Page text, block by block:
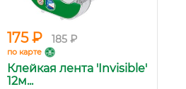
175 ₽ 185 ₽
по карте
Клейкая лента 'Invisible'
12м...